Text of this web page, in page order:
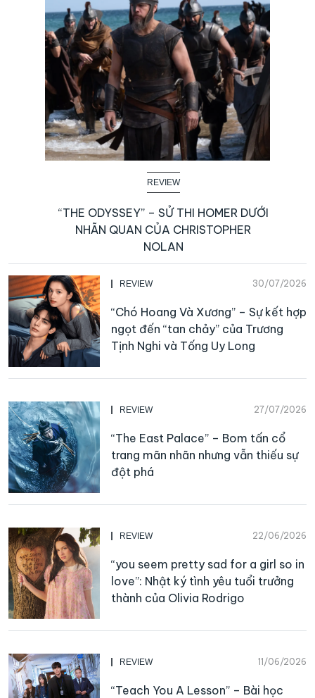
REVIEW
“THE ODYSSEY” – SỬ THI HOMER DƯỚI
NHÃN QUAN CỦA CHRISTOPHER
NOLAN
REVIEW 30/07/2026
“Chó Hoang Và Xương” – Sự kết hợp
ngọt đến “tan chảy” của Trương
Tịnh Nghi và Tống Uy Long
REVIEW 27/07/2026
“The East Palace” – Bom tấn cổ
trang mãn nhãn nhưng vẫn thiếu sự
đột phá
REVIEW 22/06/2026
“you seem pretty sad for a girl so in
love”: Nhật ký tình yêu tuổi trưởng
thành của Olivia Rodrigo
REVIEW 11/06/2026
“Teach You A Lesson” – Bài học